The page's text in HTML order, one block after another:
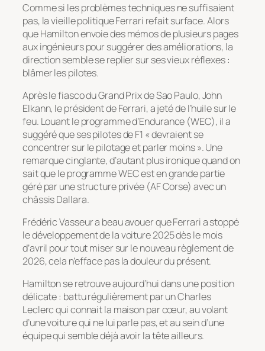
Comme si les problèmes techniques ne suffisaient
pas, la vieille politique Ferrari refait surface. Alors
que Hamilton envoie des mémos de plusieurs pages
aux ingénieurs pour suggérer des améliorations, la
direction semble se replier sur ses vieux réflexes :
blâmer les pilotes.
Après le fiasco du Grand Prix de Sao Paulo, John
Elkann, le président de Ferrari, a jeté de l’huile sur le
feu. Louant le programme d’Endurance (WEC), il a
suggéré que ses pilotes de F1 « devraient se
concentrer sur le pilotage et parler moins ». Une
remarque cinglante, d’autant plus ironique quand on
sait que le programme WEC est en grande partie
géré par une structure privée (AF Corse) avec un
châssis Dallara.
Frédéric Vasseur a beau avouer que Ferrari a stoppé
le développement de la voiture 2025 dès le mois
d’avril pour tout miser sur le nouveau règlement de
2026, cela n’efface pas la douleur du présent.
Hamilton se retrouve aujourd’hui dans une position
délicate : battu régulièrement par un Charles
Leclerc qui connait la maison par cœur, au volant
d’une voiture qui ne lui parle pas, et au sein d’une
équipe qui semble déjà avoir la tête ailleurs.